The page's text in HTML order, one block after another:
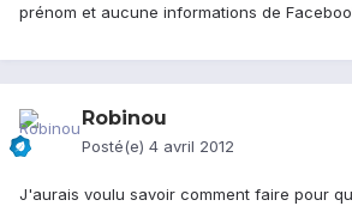
prénom et aucune informations de
Robinou
Posté(e) 4 avril 2012
J'aurais voulu savoir comment faire pour